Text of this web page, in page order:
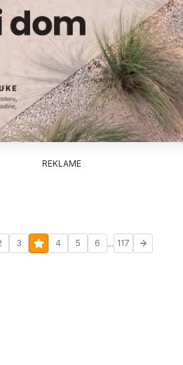
REKLAME
3 4 5 6 ... 117